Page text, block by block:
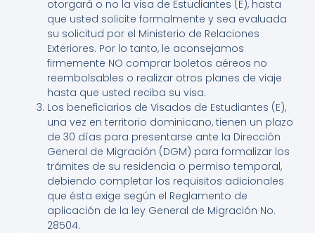
otorgará o no la visa de Estudiantes (E), hasta
que usted solicite formalmente y sea evaluada
su solicitud por el Ministerio de Relaciones
Exteriores. Por lo tanto, le aconsejamos
firmemente NO comprar boletos aéreos no
reembolsables o realizar otros planes de viaje
hasta que usted reciba su visa.
Los beneficiarios de Visados de Estudiantes (E),
una vez en territorio dominicano, tienen un plazo
de 30 días para presentarse ante la Dirección
General de Migración (DGM) para formalizar los
trámites de su residencia o permiso temporal,
debiendo completar los requisitos adicionales
que ésta exige según el Reglamento de
aplicación de la ley General de Migración No.
285­04.